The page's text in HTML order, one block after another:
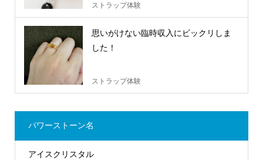
ストラップ体験
思いがけない臨時収入にビックリしま
した！
ストラップ体験
パワーストーン名
アイスクリスタル